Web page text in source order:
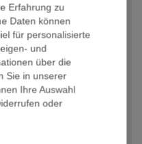
Erfahrung zu
Daten können
für personalisierte
und
über die
Sie in unserer
Ihre Auswahl
oder
Bestellung